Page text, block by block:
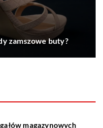
zamszowe buty?
magazynowych